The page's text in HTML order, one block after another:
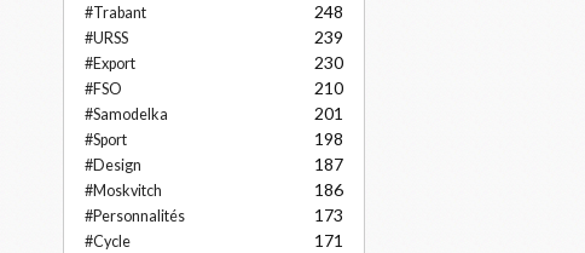
#Trabant 248
#URSS 239
#Export 230
#FSO 210
#Samodelka 201
#Sport 198
#Design 187
#Moskvitch 186
#Personnalités 173
#Cycle 171